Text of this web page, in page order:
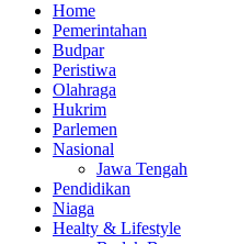
Home
Pemerintahan
Budpar
Peristiwa
Olahraga
Hukrim
Parlemen
Nasional
Jawa Tengah
Pendidikan
Niaga
Healty & Lifestyle